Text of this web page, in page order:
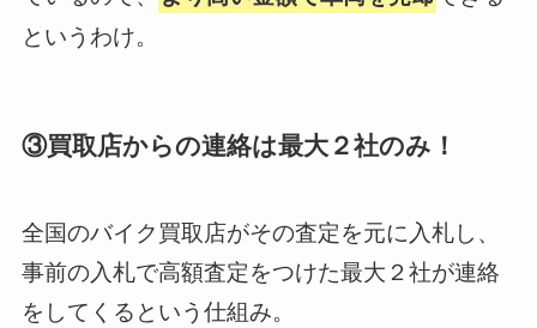
というわけ。
③買取店からの連絡は最大２社のみ！
全国のバイク買取店がその査定を元に入札し、
事前の入札で高額査定をつけた最大２社が連絡
をしてくるという仕組み。